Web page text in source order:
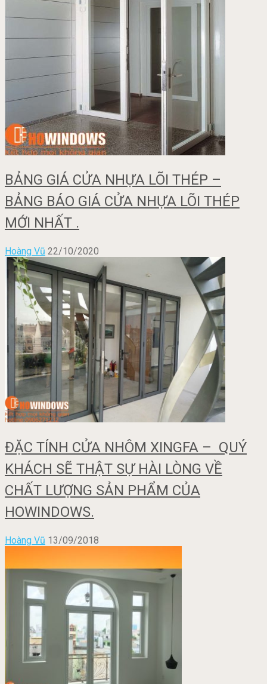
BẢNG GIÁ CỬA NHỰA LÕI THÉP –
BẢNG BÁO GIÁ CỬA NHỰA LÕI THÉP
MỚI NHẤT .
Hoàng Vũ 22/10/2020
ĐẶC TÍNH CỬA NHÔM XINGFA – QUÝ
KHÁCH SẼ THẬT SỰ HÀI LÒNG VỀ
CHẤT LƯỢNG SẢN PHẨM CỦA
HOWINDOWS.
Hoàng Vũ 13/09/2018